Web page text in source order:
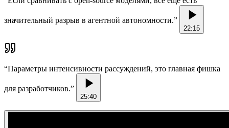
значительный разрыв в агентной автономности.”
22:15
“Параметры интенсивности рассуждений, это главная фишка
для разработчиков.”
25:40